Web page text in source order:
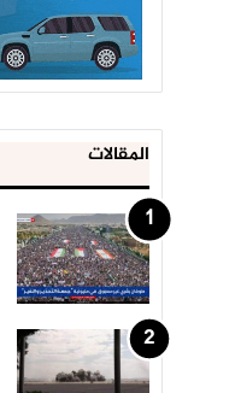
المقالات